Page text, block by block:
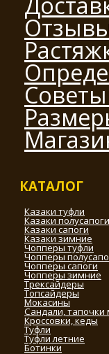
КАТАЛОГ
Казаки туфли
Казаки полусапоги
Казаки сапоги
Казаки зимние
Чопперы туфли
Чопперы
Чопперы сапоги
Чопперы зимние
Трексайдеры
Топсайдеры
Мокасины
Сандали, тапочки
Кроссовки, кеды
Туфли
Туфли летние
Ботинки